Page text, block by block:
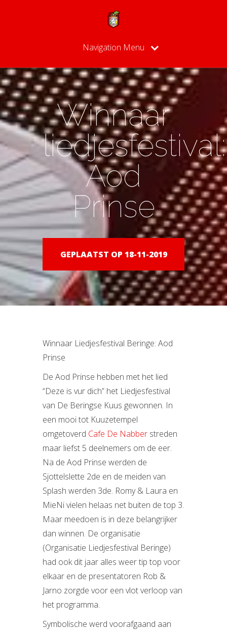
Navigation Menu
Winnaar
liedjesfestival:
Aod
Prinse
GEPLAATST OP 18-11-2019
Winnaar Liedjesfestival Beringe: Aod
Prinse
De Aod Prinse hebben met het lied
“Deze is vur dich” het Liedjesfestival
van De Beringse Kuus gewonnen. In
een mooi tot Kuuzetempel
omgetoverd Cafe De Nabber streden
maar liefst 5 deelnemers om de eer.
Na de Aod Prinse werden de
Sjottelslette 2de en de meiden van
Splash werden 3de. Romy & Laura en
MieNi vielen helaas net buiten de top 3.
Maar meedoen is in deze belangrijker
dan winnen. De organisatie
(Organisatie Liedjesfestival Beringe)
had ook dit jaar alles weer tip top voor
elkaar en de presentatoren Rob &
Jarno zorgde voor een vlot verloop van
het programma.
Symbolische werd voorafgaand aan